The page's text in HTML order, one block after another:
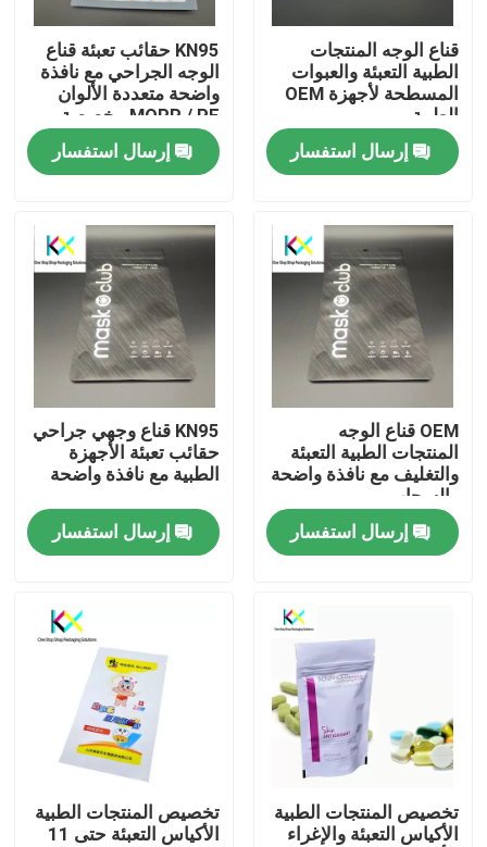
المنتجات
فيديوهات
معلومات عنا
جولة في المعمل
رقابة جودة
اطلب اقتباس
أكياس البلاستيك
أكياس التغليف القابلة للتسميد
قناع الوجه المنتجات
الطبية التعبئة والعبوات
المسطحة لأجهزة OEM
الطبية
إرسال استفسار
KN95 حقائب تعبئة قناع
الوجه الجراحي مع نافذة
واضحة متعددة الألوان
MOPP / PE مخصصة
إرسال استفسار
OEM قناع الوجه
المنتجات الطبية التعبئة
والتغليف مع نافذة واضحة
والسحاب
إرسال استفسار
KN95 قناع وجهي جراحي
حقائب تعبئة الأجهزة
الطبية مع نافذة واضحة
إرسال استفسار
تخصيص المنتجات الطبية
الأكياس التعبئة والإغراء
تخصيص المنتجات الطبية
الأكياس التعبئة حتى 11